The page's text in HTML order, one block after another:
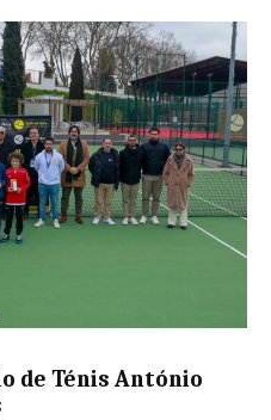
de Ténis António